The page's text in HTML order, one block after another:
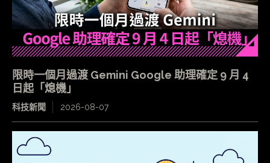
限時一個月過渡 Gemini Google 助理確定 9 月 4
日起「熄機」
科技新聞 2026-08-07